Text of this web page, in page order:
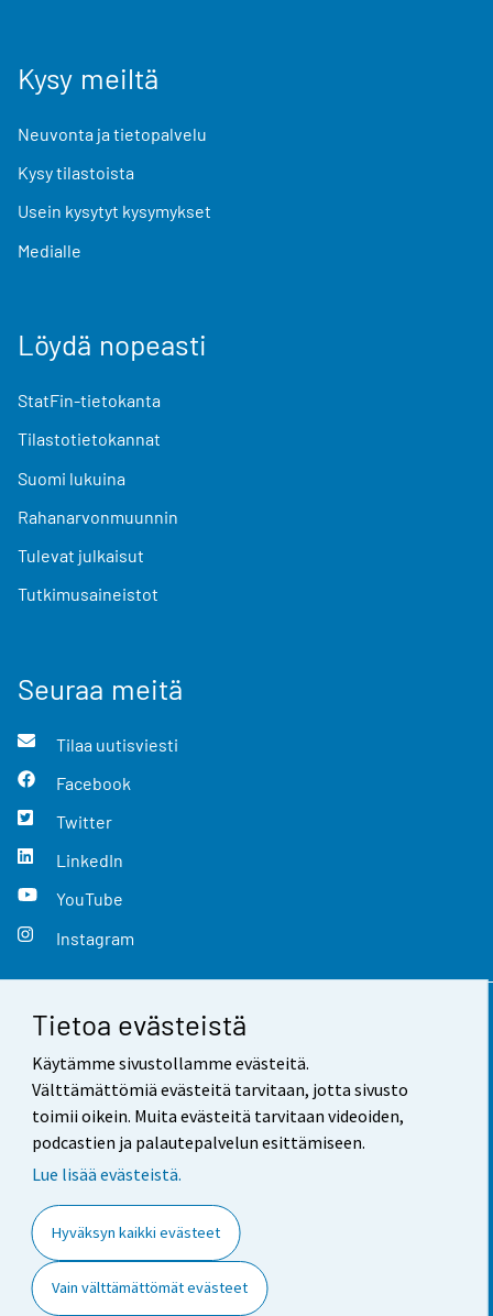
Tietoa evästeistä
Käytämme sivustollamme evästeitä.
Välttämättömiä evästeitä tarvitaan, jotta sivusto
toimii oikein. Muita evästeitä tarvitaan videoiden,
podcastien ja palautepalvelun esittämiseen.
Lue lisää evästeistä.
Hyväksyn kaikki evästeet
Vain välttämättömät evästeet
Kysy meiltä
Neuvonta ja tietopalvelu
Kysy tilastoista
Usein kysytyt kysymykset
Medialle
Löydä nopeasti
StatFin-tietokanta
Tilastotietokannat
Suomi lukuina
Rahanarvonmuunnin
Tulevat julkaisut
Tutkimusaineistot
Seuraa meitä
Tilaa uutisviesti
Facebook
Twitter
LinkedIn
YouTube
Instagram
Yhteystiedot
Palaute
Käyttöehdot
Saavutettavuus
Tietoa sivustosta
Evästeasetukset